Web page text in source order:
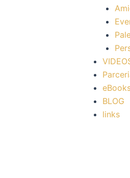
BLOG
links